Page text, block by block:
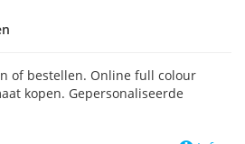
of bestellen. Online full colour
kopen. Gepersonaliseerde